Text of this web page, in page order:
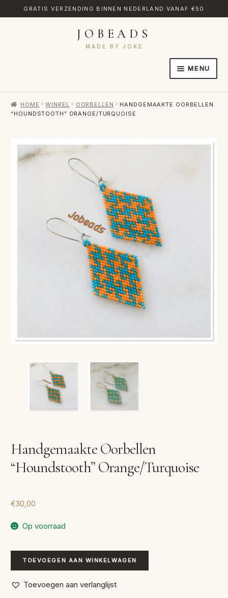
GRATIS VERZENDING BINNEN NEDERLAND VANAF €50
JOBEADS
MADE BY JOKE
MENU
AFREKENEN
CONTACT
VERLANGLIJST
HOME WINKEL OORBELLEN
HANDGEMAAKTE OORBELLEN
“HOUNDSTOOTH” ORANGE/TURQUOISE
Handgemaakte Oorbellen
“Houndstooth” Orange/Turquoise
€30,00
Op voorraad
Handgemaakte
Oorbellen
“Houndstooth”
TOEVOEGEN AAN WINKELWAGEN
Toevoegen aan verlanglijst